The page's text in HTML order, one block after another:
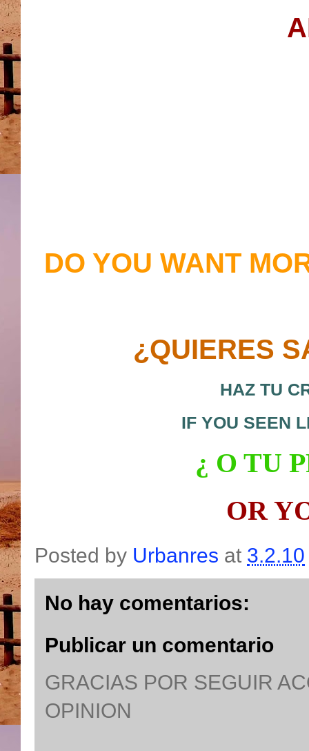
DO YOU WANT
¿QUIERES
HAZ TU
IF YOU SEEN
¿ O TU
OR Y
Posted by Urbanres at 3.2.10
No hay comentarios:
Publicar un comentario
GRACIAS POR SEGUIR
OPINION